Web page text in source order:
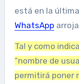
está en la
WhatsApp
Tal y como
“nombre de
permitirá poner